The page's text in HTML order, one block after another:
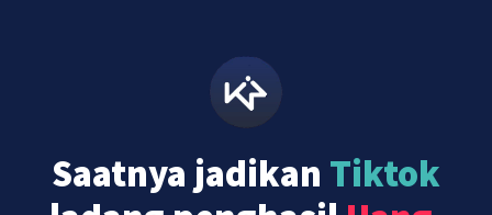
Saatnya jadikan Tiktok